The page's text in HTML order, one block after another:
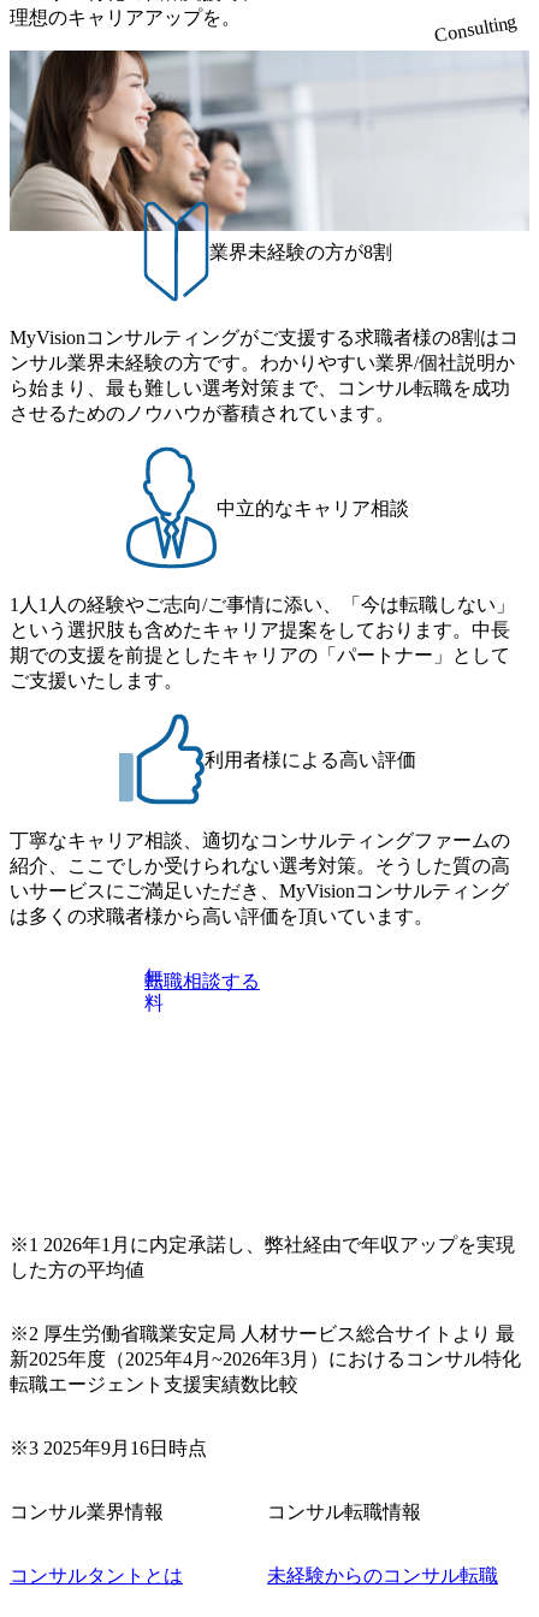
ーマや事例にキャッチアップし、バイタリティーを持って
向を把握し、クライアントや自社への提案などに積極的に
関わることができる方 ・スケジューリング(優先順位付け含
む)など、ビジネスベーシックスキルが習得できている方
とをミッションとする。自社へ提言の質を常に高く担保す
る責任を担う。 ● 裁量権 弊社は2019年11月に設立され、成
長期といわれるフェーズにあります。 事業・組織を拡大し
ていく時期のため、メンバーや組織がスケールしていく過
程を体感できます。 また、希望者はパートナー以外でも大
手役員の方へのセールスにも参加できる環境です。 自ら案
件を取り、プロジェクト体制を作っていくことも可能で
す。 ● 事業会社機能にも携われる 弊社にはコンサルティン
グ事業以外にもSaaSプロダクト・メディア・地方創生事業
があるため、上記事業に携わることも可能です。コンサル
タントとしての経験を活かしながら自らプロダクト開発や
自社の業務改善ができます。(希望者のみとなります) ● BIG
4・アクセンチュアをはじめとした大手外資系コンサルファ
ーム出身者が多く集まっています ● 平均年齢は35歳で、幅
広い年齢の方が活躍しています ● インダストリー・ソリュ
ーションで区切られていない組織です(ワンプール制) ● 海外
事業拠点をシンガポールに設立し、グローバル案件に対応
するコンサルティング体制を構築しています 東京都中央区
八重洲2-2-1 東京ミッドタウン八重洲 八重洲セントラルタワ
ー8階 受動喫煙対策 : 執務室内禁煙、ビル内喫煙室あり WE
B 書類選考通過後に、GAB試験に合格している方 ● テクノ
ロジーコンサルタント ・4年生大学卒業に限る ・大手総合
サルティング経験5年以上 ● 戦略コンサルタント ・4年生大
学卒業に限る ・以下のいずれかの実務経験を有する方
- MBB及び戦略ファームでのコンサルティング経験2年以
上 - BIG4のStrategy部門におけるコンサルティング経験2
プし、バイタリティーを持ってチャレンジできる方 ・自ら
コンサル業界やクライアント動向を把握し、クライアント
や自社への提案などに積極的に関わることができる方 ・ス
ケジューリング(優先順位付け含む)など、ビジネスベーシッ
クスキルが習得できている方
っている、売上・従業員数共にこの8年間で4倍近くの成長
を遂げていることから、今後も高い成長が見込まれる 多く
の技術者を抱えており、アビームコンサルティングに続い
て日本国内2番目にSAP認定コンサルタント制度の有資格者
数が多く、特にIT領域に強みを持つ グローバルのポジショ
ンに自由に応募できる社内の転職ツール「キャリアズ・マ
ーケットプレイス」が存在し、本ツールを活用で上司の引
き留めを受けずに移動が可能である（異動者は年間約1,000
名） 残業時間や有休取得率など約10項目を数値化すること
で、実行前後で離職率を半減させることに成功した 18時以
降の会議を原則禁止としているほか、在宅勤務制度の全社
展開、ハラスメント抑止に向けた研修の拡充、社外窓口設
置など徹底的な仕組み化を推進する 育休取得率は男性6
5%、女性100%と全国平均を上回る実績を持ち、女性の管理
職率も21.8%（2023年12月時点）とフレキシブルな働き方を
提供 2026年8月22日(土) 9:00～19:30頃 ※選考会参加人数に
より変動 2026年8月7日(金) 16:00 参加予定DTE ① MRS-IMS
(旧ITXO-IMS) ② TS&T(旧TS&A) ③ CyberSecurity ④ IES ⑤ I
TS-Fukuoka ⑥ AMS-PRD ⑦ AMS-H&PS オンライン (Teams)
開し、高い安定性を持つ企業へと成長している 10年後に1兆
円を目指す日本にもなかなかないメガベンチャー。創業か
ら黒字経営。年間130%成長 https://storage.googleapis.com/our-
vision-production.appspot.com/public/images/20251030164405_5c
527843-d227-4df8-b86c-5587f843fdf6_1200x471.webp https://stor
age.googleapis.com/our-vision-production.appspot.com/public/imag
es/20251030164946_dc0888f6-0539-4887-84d7-34c8d8544226_1
200x666.webp 年間100億円規模の投資の元、10以上もの新規
事業を立ち上げているため様々な業界を経験することが可
能 社内転職が活発であり、多様なスキルを1社で身に着ける
ことが可能 事業開発・運用を内包かする「オールインハウ
ス」型の組織体。社内スカウトや社内公募制度を用いて主
体的かつ柔軟なキャリア形成が可能。 https://storage.googleap
165942_70f09968-1b27-43e6-b849-1cd107c4f488_1200x698.web
p ## 働き方／WLB／待遇 内装8億円超のかっこいいオフィ
スがあり、 働き甲斐のあるランキング、新卒注目ランキン
グ受賞歴多数 あえての未上場であり株主からの圧力がない
的な成長を若手に任せられる環境 対面でのコミュニケーシ
ョンメリットを重視するため出社勤務。1日の労働時間平均
9.2時間、有休消化率81%(2024年度の年間データ、エンジニ
ア組織） 2026年8月22日(土) 10:00～最長16:00 2026年8月10
日(月) 16:00 ※応募者が定員を上回る場合は、厳正なる審査
の上参加者を決定させていただきます。ご了承ください。
● 当日の流れ 受付 → 会社説明会 → 面接(会社説明会終了
後、随時ご案内) ※全てリモートにて実施します。 ※参加
される方に個別に当日の面接案内をお送りいたします。 ※
通常の選考フローと異なり、事前に適性検査をご受検いた
だきます。 ● 詳細 デジタルイノベーション事業部でのポジ
ションサーチになります。 ご経験やスキル、そして適性や
志向性に合わせて、以下のいずれかの役割でご活躍いただ
きます。 ※本求人はレバテック株式会社の雇用となりま
す。 ＜ITコンサルタント＞ Webアプリケーション、SaaS系
の領域において、大手・ベンチャー・スタートアップ企業
に対する課題解決支援を行います。 直近の案件では、大規
模基幹システムにおける最上流のPoC(概念実証)支援から構
います。 生成AIなどの最新技術とシステムを活用し、顧客
の業務革新と効率化の実現に貢献します。 ＜PL/PM＞ 顧客
ご担当いただき、当社の社員が業務面をサポートしつつ、
徐々に対応範囲を広げていただきます。 ＜QAエンジニア＞
ルティング領域)から参画いただきます。 課題選定から顧客
への企画提案、そして実行までを一気通貫で支援していた
だきます。 アジャイル開発を通じて顧客の要望や提案を柔
軟に取り入れながら改善サイクルを回すため、ご自身の提
きます。 ● 勤務地 東京都渋谷区渋谷3丁目6-7 渋谷金王タワ
則により就業時間内の喫煙を全面的に禁止 ・禁煙サポート
制度あり オンライン ● 必須要件 以下いずれかのご経験をお
件定義～基本設計など上流経験2年以上 ・PMO経験2年以上
理想のキャリアアップを。
Consulting
業界未経験の方が8割
MyVisionコンサルティングがご支援する求職者様の8割はコ
ンサル業界未経験の方です。わかりやすい業界/個社説明か
ら始まり、最も難しい選考対策まで、コンサル転職を成功
させるためのノウハウが蓄積されています。
中立的なキャリア相談
1人1人の経験やご志向/ご事情に添い、「今は転職しない」
という選択肢も含めたキャリア提案をしております。中長
期での支援を前提としたキャリアの「パートナー」として
ご支援いたします。
利用者様による高い評価
丁寧なキャリア相談、適切なコンサルティングファームの
紹介、ここでしか受けられない選考対策。そうした質の高
いサービスにご満足いただき、MyVisionコンサルティング
は多くの求職者様から高い評価を頂いています。
無
料
転職相談する
※1 2026年1月に内定承諾し、弊社経由で年収アップを実現
した方の平均値
※2 厚生労働省職業安定局 人材サービス総合サイトより 最
新2025年度（2025年4月~2026年3月）におけるコンサル特化
転職エージェント支援実績数比較
※3 2025年9月16日時点
コンサル業界情報
コンサルタントとは
コンサル転職情報
未経験からのコンサル転職